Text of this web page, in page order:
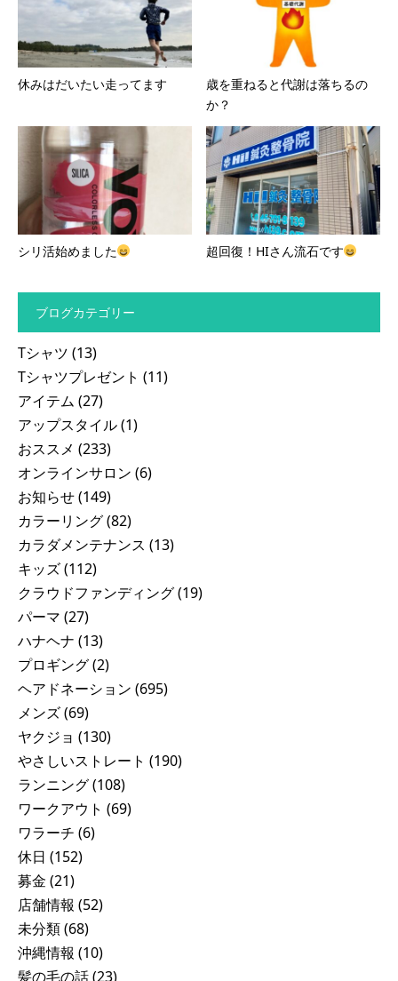
休みはだいたい走ってます
歳を重ねると代謝は落ちるの
か？
シリ活始めました 超回復！HIさん流石です
ブログカテゴリー
Tシャツ (13)
Tシャツプレゼント (11)
アイテム (27)
アップスタイル(1)
おススメ (233)
オンラインサロン (6)
お知らせ(149)
カラーリング(82)
カラダメンテナンス (13)
キッズ(112)
クラウドファンディング(19)
パーマ (27)
ハナヘナ (13)
プロギング(2)
ヘアドネーション (695)
メンズ(69)
ヤクジョ (130)
やさしいストレート (190)
ランニング(108)
ワークアウト (69)
ワラーチ (6)
休日 (152)
募金 (21)
店舗情報 (52)
未分類(68)
沖縄情報 (10)
髪の毛の話(23)